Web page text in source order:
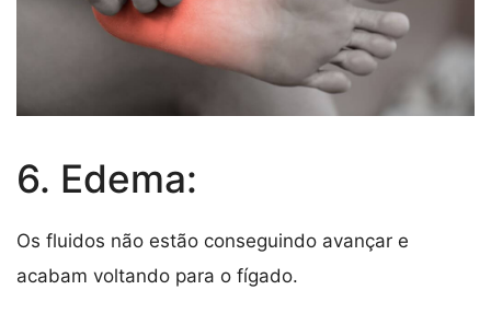
6. Edema:
Os fluidos não estão conseguindo avançar e
acabam voltando para o fígado.